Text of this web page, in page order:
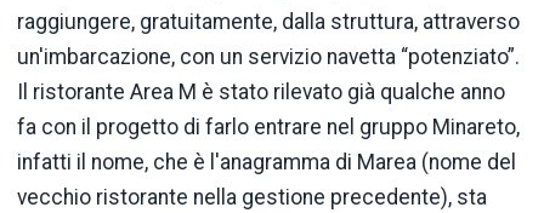
raggiungere, gratuitamente, dalla struttura, attraverso
un'imbarcazione, con un servizio navetta “potenziato”.
Il ristorante Area M è stato rilevato già qualche anno
fa con il progetto di farlo entrare nel gruppo Minareto,
infatti il nome, che è l'anagramma di Marea (nome del
vecchio ristorante nella gestione precedente), sta